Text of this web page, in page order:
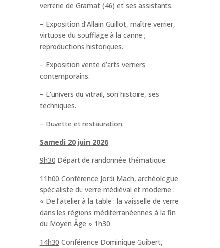
verrerie de Gramat (46) et ses assistants.
– Exposition d’Allain Guillot, maître verrier,
virtuose du soufflage à la canne ;
reproductions historiques.
– Exposition vente d’arts verriers
contemporains.
– L’univers du vitrail, son histoire, ses
techniques.
– Buvette et restauration.
Samedi 20 juin 2026
9h30 Départ de randonnée thématique.
11h00 Conférence Jordi Mach, archéologue
spécialiste du verre médiéval et moderne :
« De l’atelier à la table : la vaisselle de verre
dans les régions méditerranéennes à la fin
du Moyen Âge » 1h30
14h30 Conférence Dominique Guibert,